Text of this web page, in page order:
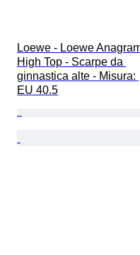
Loewe - Loewe
High Top - Scarpe da
ginnastica alte - Misura:
EU 40.5